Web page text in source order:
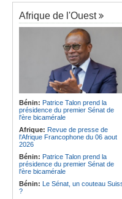
Congo-Kinshasa:Plan stratégique
triennal 2026-2028 - L'IGF place la
digitalisation au coeur des réformes
Congo-Kinshasa:RDC - Félix
Tshisekedi place le CEFOCK au
coeur de bataille de l'appropriation
du Génocost !
Congo-Kinshasa: Matadi - Le
Kongo Central lance la campagne
de sensibilisation au deuxième
Recensement général de la
population et de l'habitat
Congo-Kinshasa: Le VPM
remet aux organisations politiques
directive ministérielle de l'année
politique 2026
Congo-Kinshasa:Gratien de
Saint-Nicolas Iracan - « Je ne
soutiendrai jamais un dialogue
destiné au partage du pouvoir ou à
la légitimation des groupes armés »
Afrique de l'Ouest
Bénin: Patrice Talon prend la
présidence du premier Sénat de
l'ère bicamérale
Afrique: Revue de presse de
l'Afrique Francophone du 06 aout
2026
Bénin: Patrice Talon prend la
présidence du premier Sénat de
l'ère bicamérale
Bénin: Le Sénat, un couteau
?